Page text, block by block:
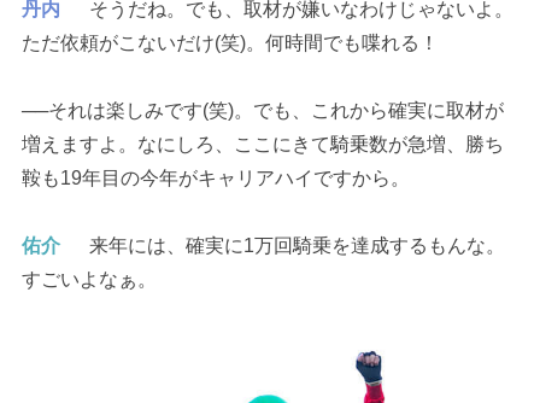
丹内
そうだね。でも、取材が嫌いなわけじゃないよ。
ただ依頼がこないだけ(笑)。何時間でも喋れる！
──それは楽しみです(笑)。でも、これから確実に取材が
増えますよ。なにしろ、ここにきて騎乗数が急増、勝ち
鞍も19年目の今年がキャリアハイですから。
佑介
来年には、確実に1万回騎乗を達成するもんな。
すごいよなぁ。